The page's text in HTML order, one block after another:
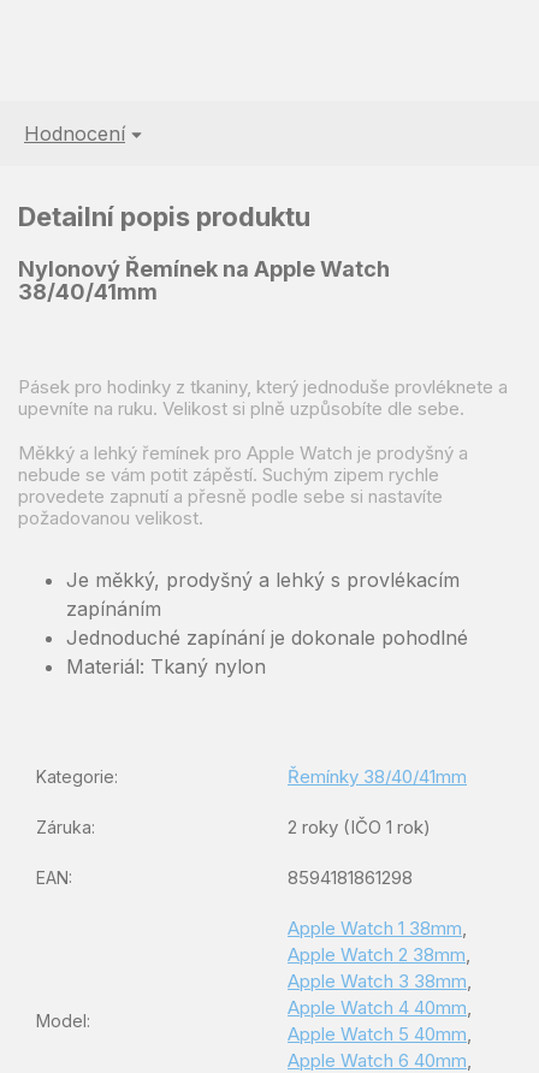
Hodnocení
Detailní popis produktu
Nylonový Řemínek na Apple Watch
38/40/41mm
Pásek pro hodinky z tkaniny, který jednoduše provléknete a
upevníte na ruku. Velikost si plně uzpůsobíte dle sebe.
Měkký a lehký řemínek pro Apple Watch je prodyšný a
nebude se vám potit zápěstí. Suchým zipem rychle
provedete zapnutí a přesně podle sebe si nastavíte
požadovanou velikost.
Je měkký, prodyšný a lehký s provlékacím
zapínáním
Jednoduché zapínání je dokonale pohodlné
Materiál: Tkaný nylon
Kategorie: Řemínky 38/40/41mm
Záruka: 2 roky (IČO 1 rok)
EAN: 8594181861298
Model:
Apple Watch 1 38mm
Apple Watch 2 38mm
Apple Watch 3 38mm
Apple Watch 4 40mm
Apple Watch 5 40mm
Apple Watch 6 40mm